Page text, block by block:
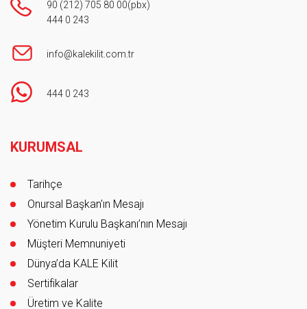
90 (212) 705 80 00(pbx)
444 0 243
info@kalekilit.com.tr
444 0 243
KURUMSAL
Tarihçe
Onursal Başkan'ın Mesajı
Yönetim Kurulu Başkanı’nın Mesajı
Müşteri Memnuniyeti
Dünya’da KALE Kilit
Sertifikalar
Üretim ve Kalite